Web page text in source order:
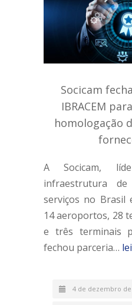
Socicam
IBRACEM
homologação
A Socicam,
infraestrutura
serviços no Brasil
14 aeroportos, 28
e três terminais
fechou parceria…
4 de dezembro de